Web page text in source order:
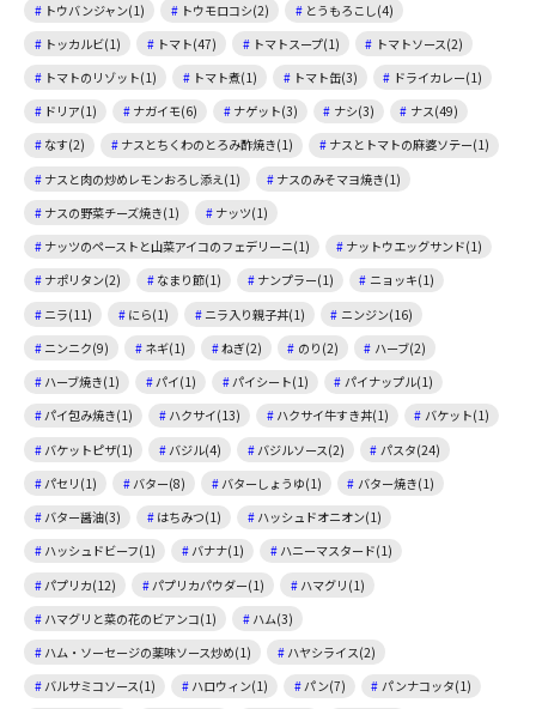
トウバンジャン(1) トウモロコシ(2)
とうもろこし(4)
トッカルビ(1)
トマト(47) トマトスープ(1)
トマトソース(2)
トマトのリゾット(1)
トマト煮(1) トマト缶(3)
ドライカレー(1)
ドリア(1)
ナガイモ(6) ナゲット(3) ナシ(3)
ナス(49)
なす(2)
ナスとちくわのとろみ酢焼き(1)
ナスとトマトの麻婆ソテー(1)
ナスと肉の炒めレモンおろし添え(1)
ナスのみそマヨ焼き(1)
ナスの野菜チーズ焼き(1)
ナッツ(1)
ナッツのペーストと山菜アイコのフェデリーニ(1)
ナットウエッグサンド(1)
ナポリタン(2)
なまり節(1) ナンプラー(1)
ニョッキ(1)
ニラ(11)
にら(1) ニラ入り親子丼(1)
ニンジン(16)
ニンニク(9)
ネギ(1) ねぎ(2) のり(2)
ハーブ(2)
ハーブ焼き(1)
パイ(1) パイシート(1)
パイナップル(1)
パイ包み焼き(1)
ハクサイ(13) ハクサイ牛すき丼(1)
バケット(1)
バケットピザ(1)
バジル(4) バジルソース(2)
パスタ(24)
パセリ(1)
バター(8) バターしょうゆ(1)
バター焼き(1)
バター醤油(3)
はちみつ(1)
ハッシュドオニオン(1)
ハッシュドビーフ(1)
バナナ(1)
ハニーマスタード(1)
パプリカ(12)
パプリカパウダー(1)
ハマグリ(1)
ハマグリと菜の花のビアンコ(1)
ハム(3)
ハム・ソーセージの薬味ソース炒め(1)
ハヤシライス(2)
バルサミコソース(1)
ハロウィン(1) パン(7)
パンナコッタ(1)